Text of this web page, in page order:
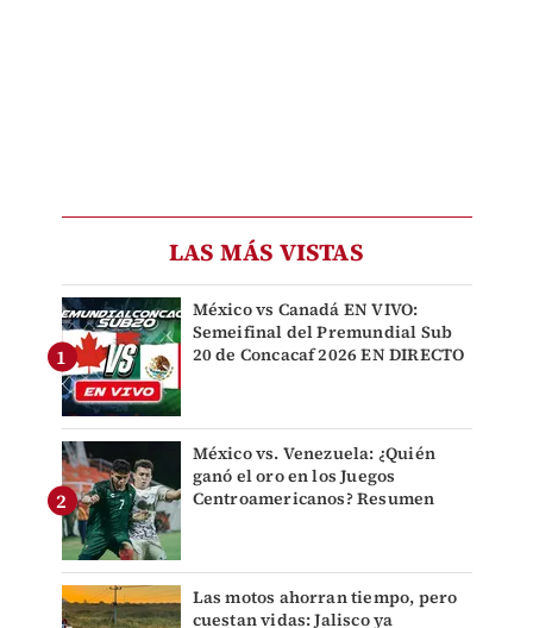
LAS MÁS VISTAS
México vs Canadá EN VIVO:
Semeifinal del Premundial Sub
20 de Concacaf 2026 EN DIRECTO
México vs. Venezuela: ¿Quién
ganó el oro en los Juegos
Centroamericanos? Resumen
Las motos ahorran tiempo, pero
cuestan vidas: Jalisco ya